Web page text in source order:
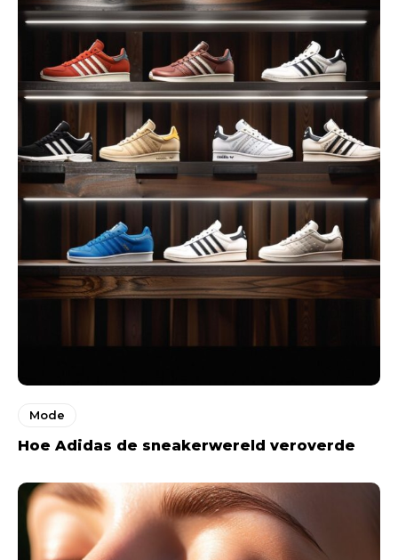
Mode
Hoe Adidas de sneakerwereld veroverde